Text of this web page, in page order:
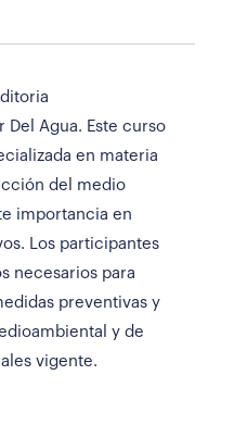
Del Agua. Este curso
en materia
del medio
importancia en
Los participantes
necesarios para
preventivas y
y de
vigente.